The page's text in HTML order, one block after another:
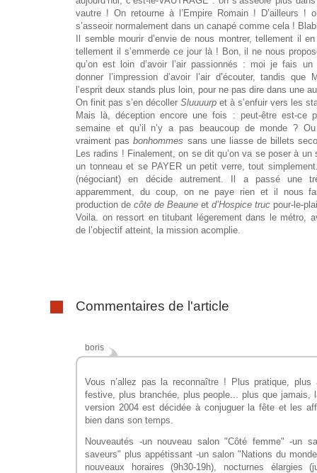
vautre ! On retourne à l’Empire Romain ! D’ailleurs !
s’asseoir normalement dans un canapé comme cela !
Il semble mourir d’envie de nous montrer, tellement il
tellement il s’emmerde ce jour là ! Bon, il ne nous
qu’on est loin d’avoir l’air passionnés : moi je fais un
donner l’impression d’avoir l’air d’écouter, tandis que
l’esprit deux stands plus loin, pour ne pas dire dans une
On finit pas s’en décollerSluuuurp et à s’enfuir vers les
Mais là, déception encore une fois : peut-être est-ce
semaine et qu’il n’y a pas beaucoup de monde ?
vraiment pasbonhommes sans une liasse de billets
Les radins ! Finalement, on se dit qu’on va se poser à un
un tonneau et se PAYER un petit verre, tout
(négociant) en décide autrement. Il a passé une
apparemment, du coup, on ne paye rien et il nous
production decôte de Beaune etd’Hospice truc pour-le-
Voila. on ressort en titubant légerement dans le métro,
de l’objectif atteint, la mission acomplie.
Commentaires de l'article
boris
Vous n’allez pas la reconnaître ! Plus pratique, plus
festive, plus branchée, plus people... plus que jamais,
version 2004 est décidée à conjuguer la fête et les
bien dans son temps.
Nouveautés -un nouveau salon "Côté femme" -un
saveurs" plus appétissant -un salon "Nations du
nouveaux horaires (9h30-19h), nocturnes élargies